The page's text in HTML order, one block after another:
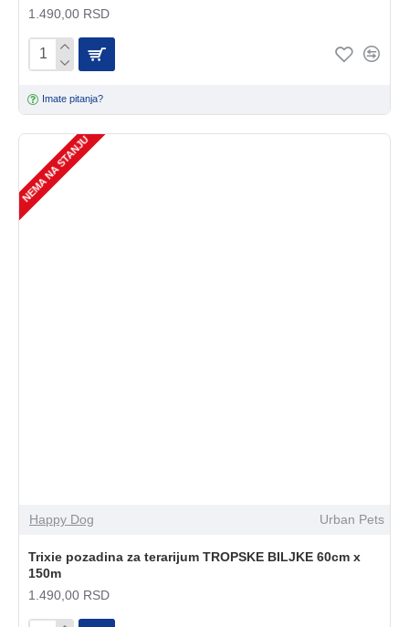
1.490,00 RSD
Imate pitanja?
NEMA NA STANJU
Happy Dog Urban Pets
Trixie pozadina za terarijum TROPSKE BILJKE 60cm x
150m
1.490,00 RSD